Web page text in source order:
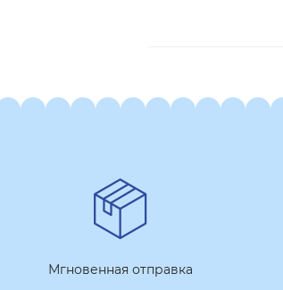
Мгновенная отправка